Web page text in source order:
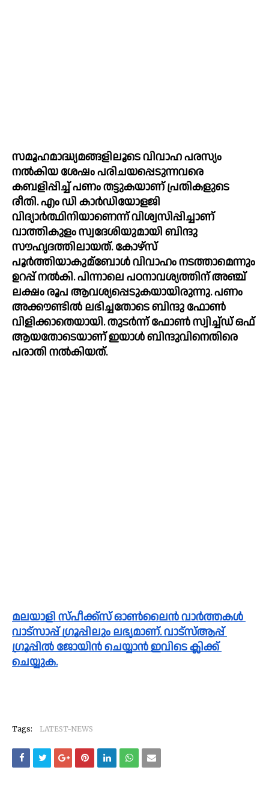
സമൂഹമാദ്ധ്യമങ്ങളിലൂടെ വിവാഹ പരസ്യം
നല്‍കിയ ശേഷം പരിചയപ്പെടുന്നവരെ
കബളിപ്പിച്ച്‌ പണം തട്ടുകയാണ് പ്രതികളുടെ
രീതി. എം ഡി കാര്‍ഡിയോളജി
വിദ്യാര്‍ത്ഥിനിയാണെന്ന് വിശ്വസിപ്പിച്ചാണ്
വാത്തികുളം സ്വദേശിയുമായി ബിന്ദു
സൗഹൃദത്തിലായത്. കോഴ്സ്
പൂര്‍ത്തിയാകുമ്ബോള്‍ വിവാഹം നടത്താമെന്നും
ഉറപ്പ് നല്‍കി. പിന്നാലെ പഠനാവശ്യത്തിന് അഞ്ച്
ലക്ഷം രൂപ ആവശ്യപ്പെടുകയായിരുന്നു. പണം
അക്കൗണ്ടില്‍ ലഭിച്ചതോടെ ബിന്ദു ഫോണ്‍
വിളിക്കാതെയായി. തുടര്‍ന്ന് ഫോണ്‍ സ്വിച്ച്‌‌ഡ് ഒഫ്
ആയതോടെയാണ് ഇയാള്‍ ബിന്ദുവിനെതിരെ
പരാതി നല്‍കിയത്.
മലയാളി സ്പീക്ക്സ്‌ ഓൺലൈൻ വാർത്തകൾ
വാട്സാപ്പ് ഗ്രൂപ്പിലും ലഭ്യമാണ്. വാട്സ്ആപ്പ്
ഗ്രൂപ്പിൽ ജോയിൻ ചെയ്യാൻ ഇവിടെ ക്ലിക്ക്
ചെയ്യുക.
Tags: LATEST-NEWS